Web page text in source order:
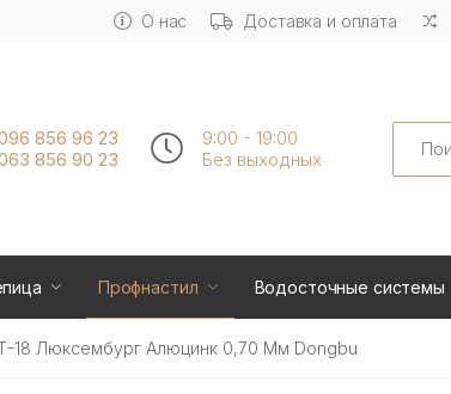
О нас Доставка и оплата
856 96 23
856 90 23
9:00 - 19:00
Без выходных
Search
Профнастил Водосточные системы
18 Люксембург Алюцинк 0,70 Мм Dongbu